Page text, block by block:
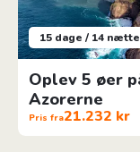
15 dage / 14
Oplev 5 øer
Azorerne
Pris fra21.232 kr